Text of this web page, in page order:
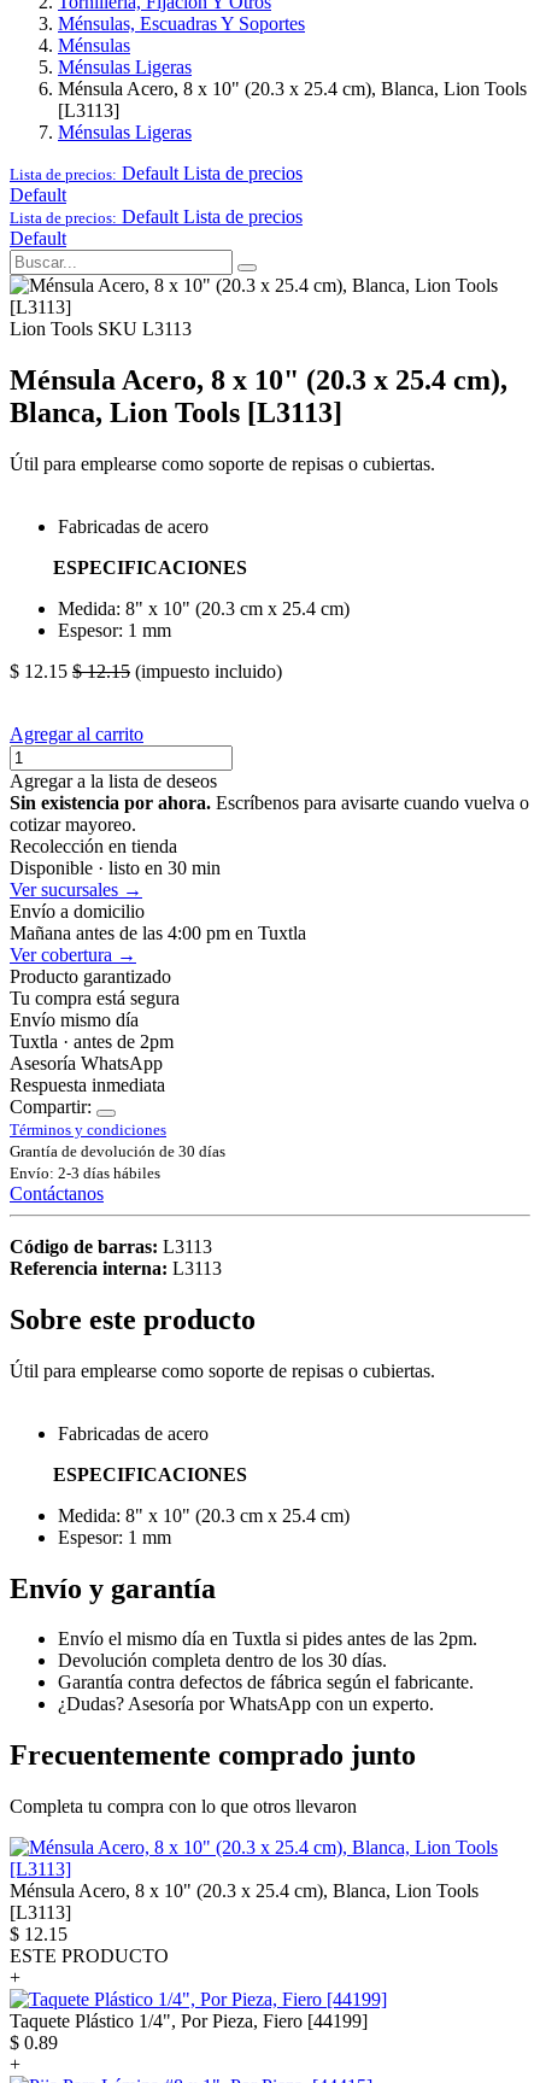
Ménsulas, Escuadras Y Soportes
Ménsulas
Ménsulas Ligeras
Ménsula Acero, 8 x 10" (20.3 x 25.4 cm), Blanca, Lion Tools
[L3113]
Ménsulas Ligeras
Lista de precios: Default Lista de precios
Default
Lista de precios: Default Lista de precios
Default
Lion Tools SKU L3113
Ménsula Acero, 8 x 10" (20.3 x 25.4 cm),
Blanca, Lion Tools [L3113]
Útil para emplearse como soporte de repisas o cubiertas.
Fabricadas de acero
ESPECIFICACIONES
Medida: 8" x 10" (20.3 cm x 25.4 cm)
Espesor: 1 mm
$ 12.15 $12.15 (impuesto incluido)
Agregar al carrito
Agregar a la lista de deseos
Sin existencia por ahora. Escríbenos para avisarte cuando vuelva o
cotizar mayoreo.
Recolección en tienda
Disponible · listo en 30 min
Ver sucursales →
Envío a domicilio
Mañana antes de las 4:00 pm en Tuxtla
Ver cobertura →
Producto garantizado
Tu compra está segura
Envío mismo día
Tuxtla · antes de 2pm
Asesoría WhatsApp
Respuesta inmediata
Compartir:
Términos y condiciones
Grantía de devolución de 30 días
Envío: 2-3 días hábiles
Contáctanos
Código de barras: L3113
Referencia interna: L3113
Sobre este producto
Útil para emplearse como soporte de repisas o cubiertas.
Fabricadas de acero
ESPECIFICACIONES
Medida: 8" x 10" (20.3 cm x 25.4 cm)
Espesor: 1 mm
Envío y garantía
Envío el mismo día en Tuxtla si pides antes de las 2pm.
Devolución completa dentro de los 30 días.
Garantía contra defectos de fábrica según el fabricante.
¿Dudas? Asesoría por WhatsApp con un experto.
Frecuentemente comprado junto
Completa tu compra con lo que otros llevaron
Ménsula Acero, 8 x 10" (20.3 x 25.4 cm), Blanca, Lion Tools
[L3113]
$ 12.15
ESTE PRODUCTO
+
Taquete Plástico 1/4", Por Pieza, Fiero [44199]
$ 0.89
+